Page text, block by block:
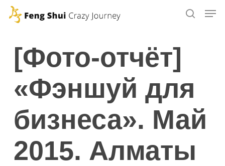
Skip
content[Фото-отчёт]
«Фэншуй для
бизнеса». Май
2015. Алматы